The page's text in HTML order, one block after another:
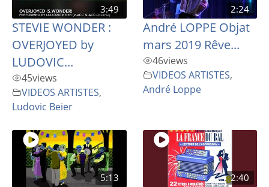
3:49
STEVIE WONDER :
OVERJOYED by
LUDOVIC...
45views
VIDEOS ARTISTES,
Ludovic Beier
2:24
André LOPPE Objat
mars 2019 Rêve...
46views
VIDEOS ARTISTES,
André Loppe
5:13 2:40